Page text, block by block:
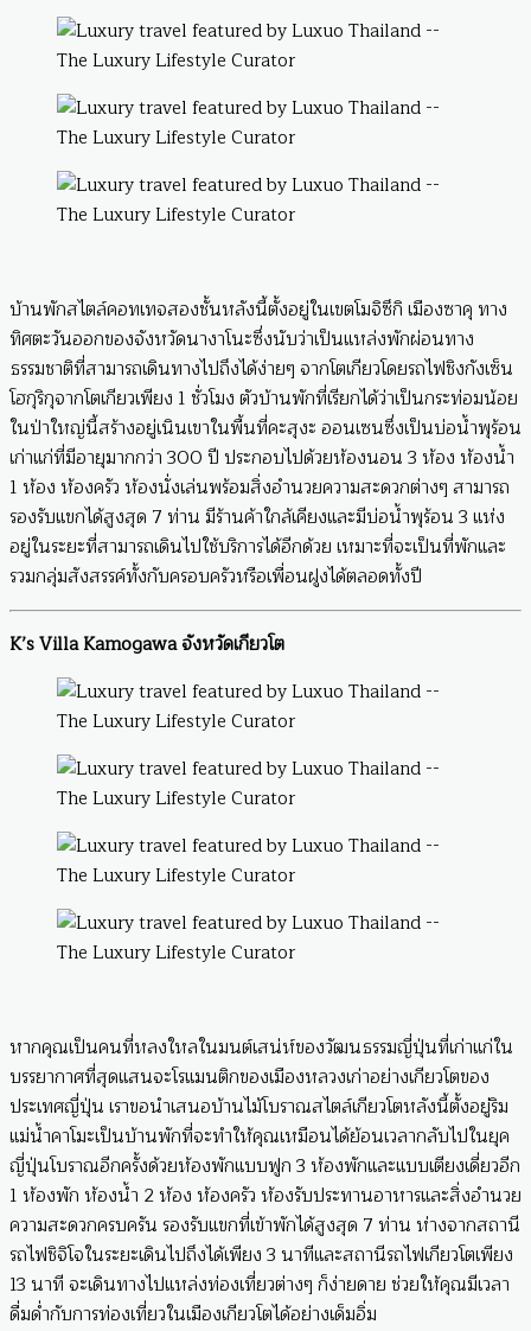
บ้านพักสไตล์คอทเทจสองชั้นหลังนี้ตั้งอยู่ในเขตโมจิซึกิ เมืองซาคุ ทาง
ทิศตะวันออกของจังหวัดนางาโนะซึ่งนับว่าเป็นแหล่งพักผ่อนทาง
ธรรมชาติที่สามารถเดินทางไปถึงได้ง่ายๆ จากโตเกียวโดยรถไฟชิงกังเซ็น
โฮกุริกุจากโตเกียวเพียง 1 ชั่วโมง ตัวบ้านพักที่เรียกได้ว่าเป็นกระท่อมน้อย
ในป่าใหญ่นี้สร้างอยู่เนินเขาในพื้นที่คะสุงะ ออนเซนซึ่งเป็นบ่อน้ำพุร้อน
เก่าแก่ที่มีอายุมากกว่า 300 ปี ประกอบไปด้วยห้องนอน 3 ห้อง ห้องน้ำ
1 ห้อง ห้องครัว ห้องนั่งเล่นพร้อมสิ่งอำนวยความสะดวกต่างๆ สามารถ
รองรับแขกได้สูงสุด 7 ท่าน มีร้านค้าใกล้เคียงและมีบ่อน้ำพุร้อน 3 แห่ง
อยู่ในระยะที่สามารถเดินไปใช้บริการได้อีกด้วย เหมาะที่จะเป็นที่พักและ
รวมกลุ่มสังสรรค์ทั้งกับครอบครัวหรือเพื่อนฝูงได้ตลอดทั้งปี
K’s Villa Kamogawa จังหวัดเกียวโต
หากคุณเป็นคนที่หลงใหลในมนต์เสน่ห์ของวัฒนธรรมญี่ปุ่นที่เก่าแก่ใน
บรรยากาศที่สุดแสนจะโรแมนติกของเมืองหลวงเก่าอย่างเกียวโตของ
ประเทศญี่ปุ่น เราขอนำเสนอบ้านไม้โบราณสไตล์เกียวโตหลังนี้ตั้งอยู่ริม
แม่น้ำคาโมะเป็นบ้านพักที่จะทำให้คุณเหมือนได้ย้อนเวลากลับไปในยุค
ญี่ปุ่นโบราณอีกครั้งด้วยห้องพักแบบฟูก 3 ห้องพักและแบบเตียงเดี่ยวอีก
1 ห้องพัก ห้องน้ำ 2 ห้อง ห้องครัว ห้องรับประทานอาหารและสิ่งอำนวย
ความสะดวกครบครัน รองรับแขกที่เข้าพักได้สูงสุด 7 ท่าน ห่างจากสถานี
รถไฟชิจิโจในระยะเดินไปถึงได้เพียง 3 นาทีและสถานีรถไฟเกียวโตเพียง
13 นาที จะเดินทางไปแหล่งท่องเที่ยวต่างๆ ก็ง่ายดาย ช่วยให้คุณมีเวลา
ดื่มด่ำกับการท่องเที่ยวในเมืองเกียวโตได้อย่างเด็มอิ่ม